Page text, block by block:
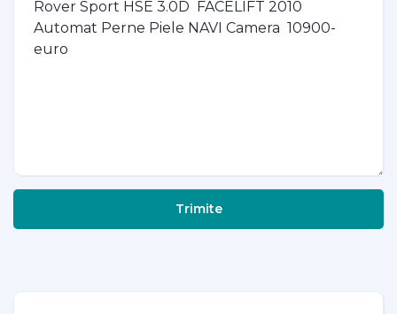
Trimite